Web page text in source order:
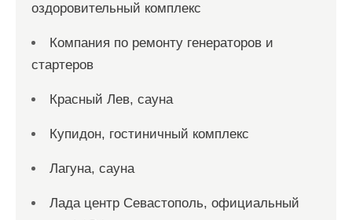
оздоровительный комплекс
Компания по ремонту генераторов и
стартеров
Красный Лев, сауна
Купидон, гостиничный комплекс
Лагуна, сауна
Лада центр Севастополь, официальный